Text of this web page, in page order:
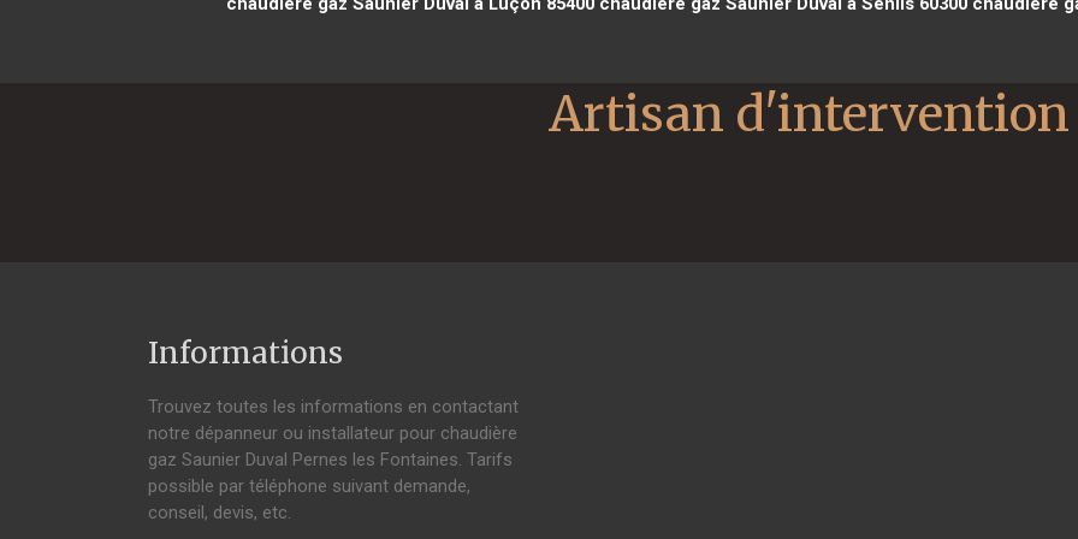
Informations
Trouvez toutes les informations en contactant
notre dépanneur ou installateur pour chaudière
gaz Saunier Duval Pernes les Fontaines. Tarifs
possible par téléphone suivant demande,
conseil, devis, etc.
Artisan d'intervention